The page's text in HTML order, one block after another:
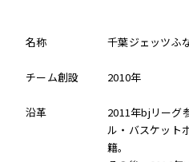
名称 千葉ジェッツふ
チーム創設 2010年
沿革
2011年bjリーグ
ル・バスケット
籍。